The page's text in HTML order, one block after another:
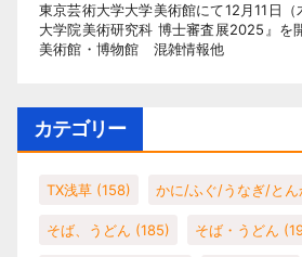
東京芸術大学大学美術館にて12月11日
大学院美術研究科 博士審査展2025』
美術館・博物館 混雑情報他
カテゴリー
TX浅草 (158) かに/ふぐ/うなぎ/とん
そば、うどん (185) そば・うどん